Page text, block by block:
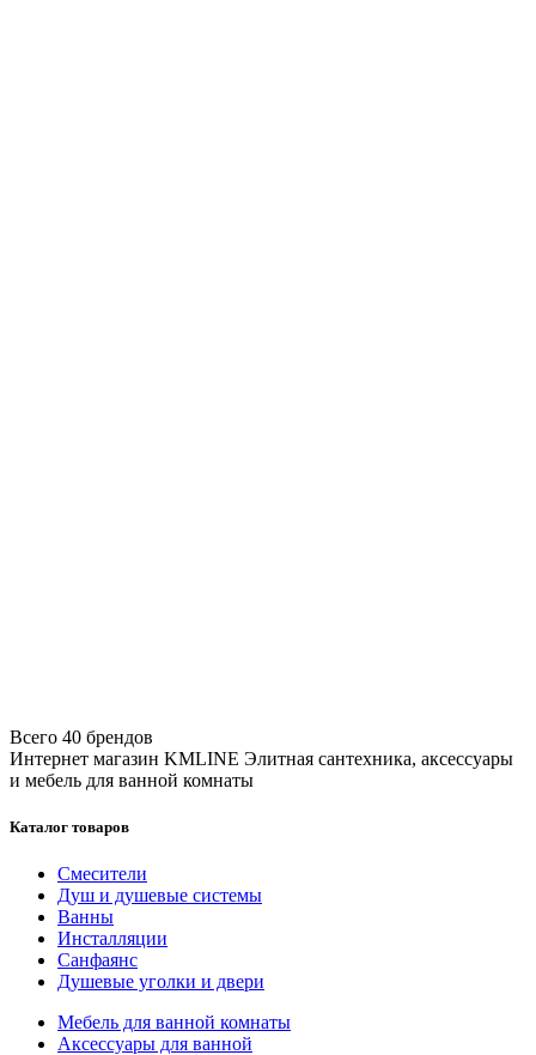
Всего 40 брендов
Интернет магазин KMLINE Элитная сантехника, аксессуары
и мебель для ванной комнаты
Каталог товаров
Смесители
Душ и душевые системы
Ванны
Инсталляции
Санфаянс
Душевые уголки и двери
Мебель для ванной комнаты
Аксессуары для ванной